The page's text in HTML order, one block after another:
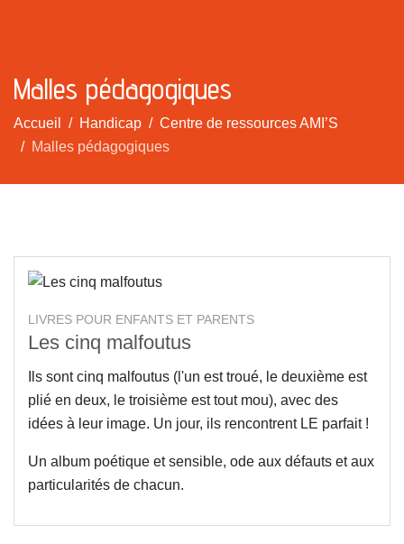
Malles pédagogiques
Accueil Handicap
Centre de ressources AMI’S
Malles pédagogiques
LIVRES POUR ENFANTS ET PARENTS
Les cinq malfoutus
Ils sont cinq malfoutus (l'un est troué, le deuxième est
plié en deux, le troisième est tout mou), avec des
idées à leur image. Un jour, ils rencontrent LE parfait !
Un album poétique et sensible, ode aux défauts et aux
particularités de chacun.